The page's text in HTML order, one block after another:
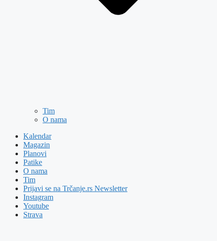
Tim
O nama
Kalendar
Magazin
Planovi
Patike
O nama
Tim
Prijavi se na Trčanje.rs Newsletter
Instagram
Youtube
Strava